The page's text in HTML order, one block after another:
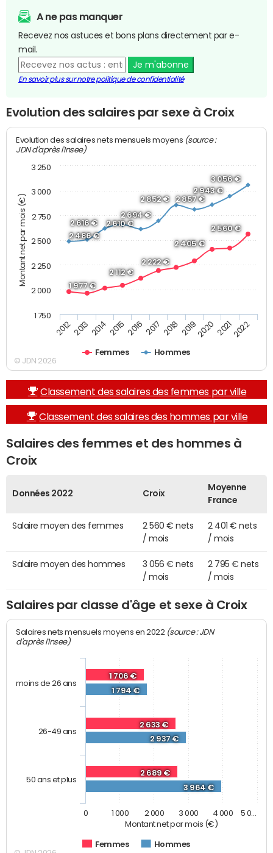
A ne pas manquer
Recevez nos astuces et bons plans directement par e-
mail.
Je m'abonne
En savoir plus sur notre politique de confidentialité
Evolution des salaires par sexe à Croix
Montant net par mois (€)
Evolution des salaires nets mensuels moyens (source :
JDN d'après l'Insee)
1 977 €
2 112 €
2 222 €
2 405 €
2 560 €
2 486 €
2 616 € 2 610 €
2 694 €
2 852 € 2 857 €
2 943 €
3 056 €
Femmes Hommes
2012 2013 2014 2015 2016 2017 2018 20192020 20212022
1 750
2 000
2 250
2 500
2 750
3 000
3 250
© JDN 2026
Classement des salaires des femmes par ville
Classement des salaires des hommes par ville
Salaires des femmes et des hommes à
Croix
Données 2022 Croix
Moyenne
France
Salaire moyen des femmes
2 560 € nets
/ mois
2 401 € nets
/ mois
Salaire moyen des hommes
3 056 € nets
/ mois
2 795 € nets
/ mois
Salaires par classe d'âge et sexe à Croix
Montant net par mois (€)
Salaires nets mensuels moyens en 2022 (source : JDN
d'après l'Insee)
1 706 €
2 633 €
2 689 €
1 794 €
2 937 €
3 964 €
Femmes Hommes
moins de 26 ans
26-49 ans
50 ans et plus
0 1 000 2 000 3 000 4 000 5 0…